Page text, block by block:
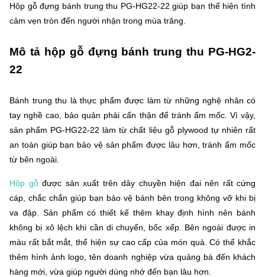
Hộp gỗ đựng bánh trung thu PG-HG22-22 giúp bạn thể hiện tình
cảm vẹn tròn đến người nhận trong mùa trăng.
Mô tả hộp gỗ đựng bánh trung thu PG-HG2-
22
Bánh trung thu là thực phẩm được làm từ những nghệ nhân có
tay nghề cao, bảo quản phải cẩn thận để tránh ẩm mốc. Vì vậy,
sản phẩm PG-HG22-22 làm từ chất liệu gỗ plywood tự nhiên rất
an toàn giúp bạn bảo vệ sản phẩm được lâu hơn, tránh ẩm mốc
từ bên ngoài.
Hộp gỗđược sản xuất trên dây chuyền hiện đại nên rất cứng
cáp, chắc chắn giúp bạn bảo vệ bánh bên trong không vỡ khi bị
va đập. Sản phẩm có thiết kế thêm khay định hình nên bánh
không bị xô lệch khi cần di chuyển, bốc xếp. Bên ngoài được in
màu rất bắt mắt, thể hiện sự cao cấp của món quà. Có thể khắc
thêm hình ảnh logo, tên doanh nghiệp vừa quảng bá đến khách
hàng mới, vừa giúp người dùng nhớ đến bạn lâu hơn.